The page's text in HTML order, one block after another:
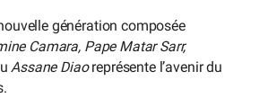
génération composée
Camara, Pape Matar Sarr,
Assane Diaoreprésente l’avenir du